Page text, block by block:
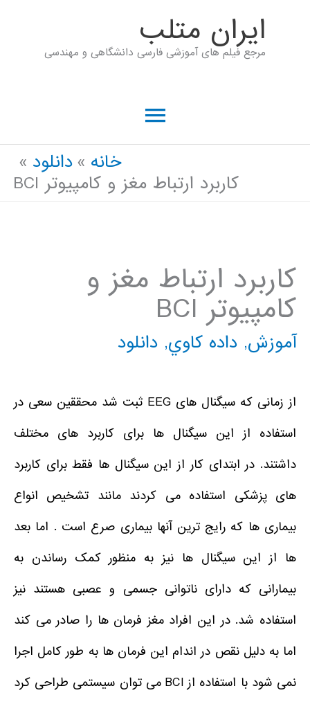
ايران متلب
مرجع فیلم های آموزشی فارسی دانشگاهی و مهندسی
فهرست
اصلیخانه
دانلود
کاربرد ارتباط مغز و کامپیوتر BCI
کاربرد ارتباط مغز و
کامپیوتر BCI
آموزش, داده كاوي, دانلود
از زمانی که سیگنال های EEG ثبت شد محققین سعی در
استفاده از این سیگنال ها برای کاربرد های مختلف
داشتند. در ابتدای کار از این سیگنال ها فقط برای کاربرد
های پزشکی استفاده می کردند مانند تشخیص انواع
بیماری ها که رایج ترین آنها بیماری صرع است . اما بعد
ها از این سیگنال ها نیز به منظور کمک رساندن به
بیمارانی که دارای ناتوانی جسمی و عصبی هستند نیز
استفاده شد. در این افراد مغز فرمان ها را صادر می کند
اما به دلیل نقص در اندام این فرمان ها به طور کامل اجرا
نمی شود با استفاده از BCI می توان سیستمی طراحی کرد